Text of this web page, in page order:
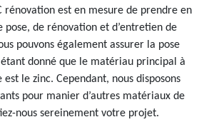
rénovation est en mesure de prendre en
pose, de rénovation et d’entretien de
pouvons également assurer la pose
donné que le matériau principal à
le zinc. Cependant, nous disposons
pour manier d’autres matériaux de
nous sereinement votre projet.